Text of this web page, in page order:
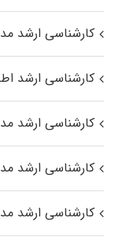
کارشناسی ارشد
کارشناسی ارشد
کارشناسی ارشد
کارشناسی ارشد
کارشناسی ارشد